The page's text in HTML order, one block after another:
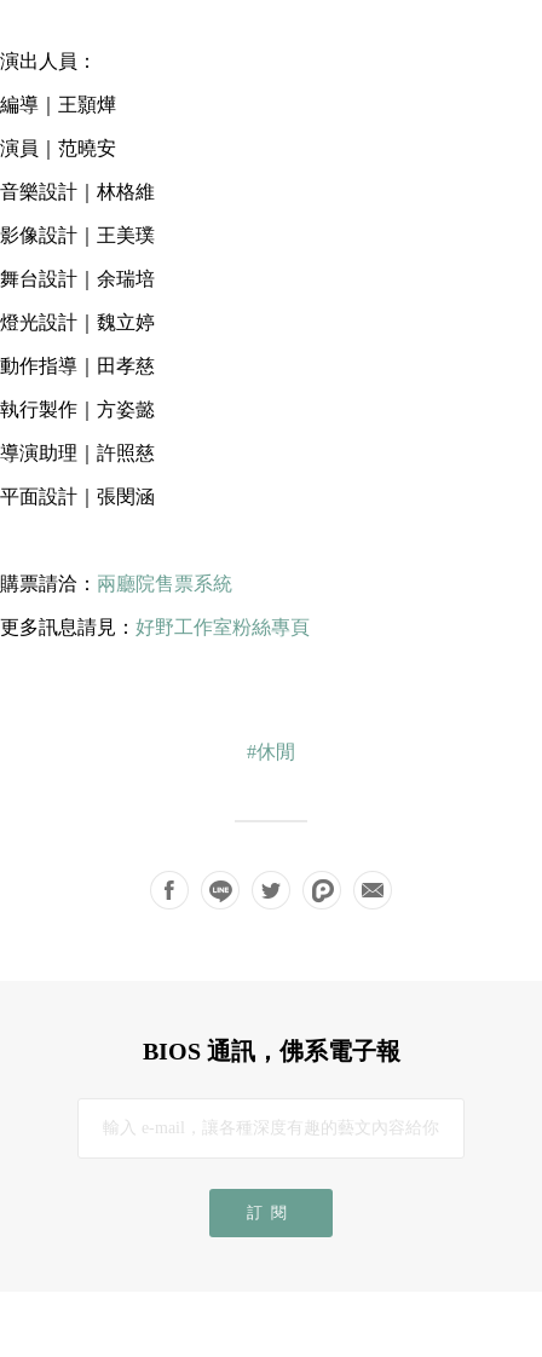
演出人員：
編導｜王顥燁
演員｜范曉安
音樂設計｜林格維
影像設計｜王美璞
舞台設計｜余瑞培
燈光設計｜魏立婷
動作指導｜田孝慈
執行製作｜方姿懿
導演助理｜許照慈
平面設計｜張閔涵
購票請洽： 兩廳院售票系統
更多訊息請見： 好野工作室粉絲專頁
#休閒
BIOS 通訊，佛系電子報
訂閱